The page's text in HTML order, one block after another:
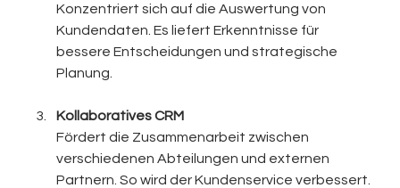
Konzentriert sich auf die Auswertung von
Kundendaten. Es liefert Erkenntnisse für
bessere Entscheidungen und strategische
Planung.
Kollaboratives CRM
Fördert die Zusammenarbeit zwischen
verschiedenen Abteilungen und externen
Partnern. So wird der Kundenservice verbessert.